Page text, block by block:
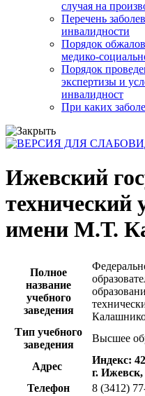
случая на
Перечень
инвалидности
Порядок
медико-
Порядок
экспертизы и
инвалидност
При каких
Ижевский
технический
имени М.Т.
Полное
название
учебного
заведения
Тип учебного
заведения
Высшее
Адрес
Индекс:
г. Ижевск,
Телефон
8 (3412)